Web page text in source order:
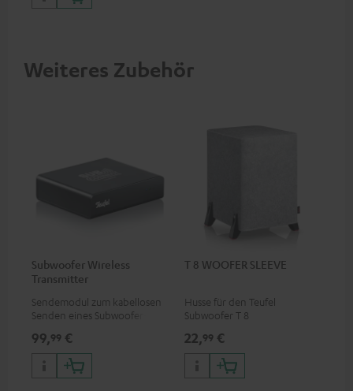
Weiteres Zubehör
Subwoofer Wireless
Transmitter
Sendemodul zum kabellosen
Senden eines Subwoofer-
99,99 €
T 8 WOOFER SLEEVE
Husse für den Teufel
Subwoofer T 8
22,99 €